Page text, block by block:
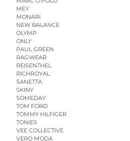
MEY
MONARI
NEW BALANCE
OLYMP
ONLY
PAUL GREEN
RAGWEAR
REISENTHEL
RICHROYAL
SANETTA
SKINY
SOMEDAY
TOM FORD
TOMMY HILFIGER
TONIES
VEE COLLECTIVE
VERO MODA